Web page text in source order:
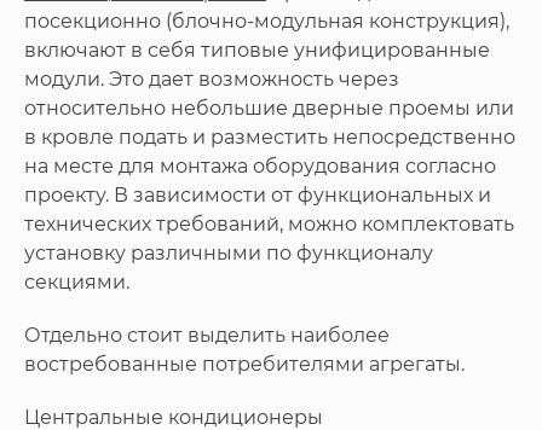
посекционно (блочно-модульная конструкция),
включают в себя типовые унифицированные
модули. Это дает возможность через
относительно небольшие дверные проемы или
в кровле подать и разместить непосредственно
на месте для монтажа оборудования согласно
проекту. В зависимости от функциональных и
технических требований, можно комплектовать
установку различными по функционалу
секциями.
Отдельно стоит выделить наиболее
востребованные потребителями агрегаты.
Центральные кондиционеры